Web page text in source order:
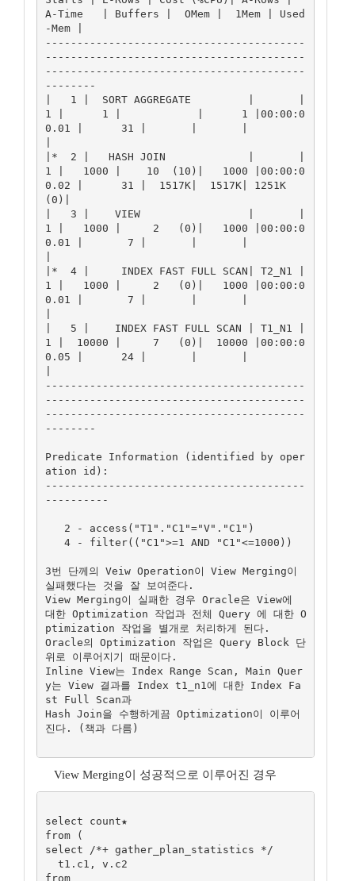
A-Time   | Buffers |  OMem |  1Mem | Used
-Mem |
-----------------------------------------
-----------------------------------------
-----------------------------------------
--------
|   1 |  SORT AGGREGATE         |       |
1 |      1 |            |      1 |00:00:0
0.01 |      31 |       |       |
|*  2 |   HASH JOIN             |       |
1 |   1000 |    10  (10)|   1000 |00:00:0
0.02 |      31 |  1517K|  1517K| 1251K
(0)|
|   3 |    VIEW                 |       |
1 |   1000 |     2   (0)|   1000 |00:00:0
0.01 |       7 |       |       |
|*  4 |     INDEX FAST FULL SCAN| T2_N1 |
1 |   1000 |     2   (0)|   1000 |00:00:0
0.01 |       7 |       |       |
|   5 |    INDEX FAST FULL SCAN | T1_N1 |
1 |  10000 |     7   (0)|  10000 |00:00:0
0.05 |      24 |       |       |
-----------------------------------------
-----------------------------------------
-----------------------------------------
--------
Predicate Information (identified by oper
ation id):
-----------------------------------------
----------
3번 단께의 Veiw Operation이 View Merging이
실패했다는 것을 잘 보여준다.
View Merging이 실패한 경우 Oracle은 View에
대한 Optimization 작업과 전체 Query 에 대한 O
ptimization 작업을 별개로 처리하게 된다.
Oracle의 Optimization 작업은 Query Block 단
위로 이루어지기 때문이다.
Inline View는 Index Range Scan, Main Quer
y는 View 결과를 Index t1_n1에 대한 Index Fa
st Full Scan과
Hash Join을 수행하게끔 Optimization이 이루어
진다. (책과 다름)
View Merging이 성공적으로 이루어진 경우
select count★
from (
select /*+ gather_plan_statistics */
from